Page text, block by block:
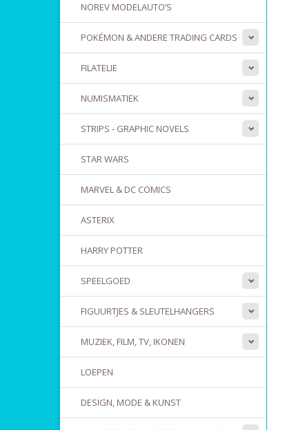
NOREV MODELAUTO’S
POKÉMON & ANDERE TRADING CARDS
FILATELIE
NUMISMATIEK
STRIPS - GRAPHIC NOVELS
STAR WARS
MARVEL & DC COMICS
ASTERIX
HARRY POTTER
SPEELGOED
FIGUURTJES & SLEUTELHANGERS
MUZIEK, FILM, TV, IKONEN
LOEPEN
DESIGN, MODE & KUNST